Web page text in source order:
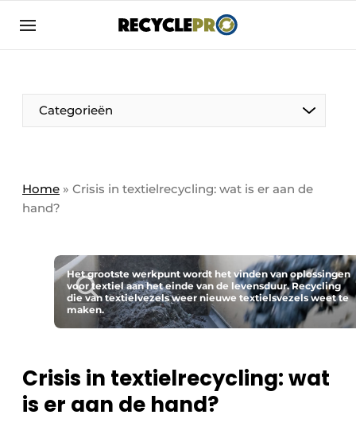
Aanmelden
Bedrijven
Bedrijven
Direct contact
Evenement aanmelden
Nieuwsbrief
Podcasts
Privacy / Cookie statement
Categorieën
Column VOORUIT
Harde Cijfers
Recyclagebedrijf in de kijker
Vrouw in de kijker
Safety First
Home » Crisis in textielrecycling: wat is er aan de
hand?
Het grootste werkpunt wordt het vinden van oplossingen
voor textiel aan het einde van de levensduur. Recycling
die van textielvezels weer nieuwe textielsvezels weet te
maken.
Crisis in textielrecycling: wat
is er aan de hand?